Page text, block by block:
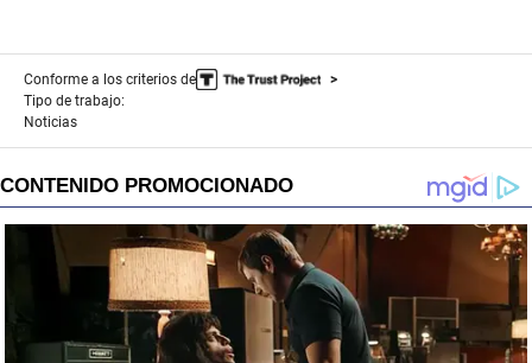
Conforme a los criterios de
Tipo de trabajo:
Noticias